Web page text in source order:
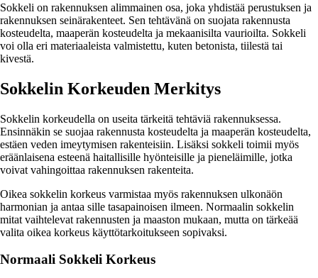
Sokkeli on rakennuksen alimmainen osa, joka yhdistää perustuksen ja
rakennuksen seinärakenteet. Sen tehtävänä on suojata rakennusta
kosteudelta, maaperän kosteudelta ja mekaanisilta vaurioilta. Sokkeli
voi olla eri materiaaleista valmistettu, kuten betonista, tiilestä tai
kivestä.
Sokkelin Korkeuden Merkitys
Sokkelin korkeudella on useita tärkeitä tehtäviä rakennuksessa.
Ensinnäkin se suojaa rakennusta kosteudelta ja maaperän kosteudelta,
estäen veden imeytymisen rakenteisiin. Lisäksi sokkeli toimii myös
eräänlaisena esteenä haitallisille hyönteisille ja pieneläimille, jotka
voivat vahingoittaa rakennuksen rakenteita.
Oikea sokkelin korkeus varmistaa myös rakennuksen ulkonäön
harmonian ja antaa sille tasapainoisen ilmeen. Normaalin sokkelin
mitat vaihtelevat rakennusten ja maaston mukaan, mutta on tärkeää
valita oikea korkeus käyttötarkoitukseen sopivaksi.
Normaali Sokkeli Korkeus